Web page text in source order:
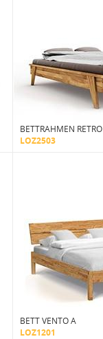
BETTRAHMEN RETRO
LOZ2503
BETT VENTO A
LOZ1201